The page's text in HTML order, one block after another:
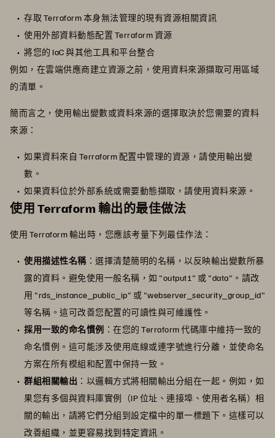
存取 Terraform 本身無法管理的現有資源相關資訊
使用外部資料動態配置 Terraform 資源
將您的 IaC 與其他工具和平台整合
例如，在雲端供應商建立資源之前，使用資料來源擷取可用區域
的清單。
簡而言之，使用輸出變數或資料來源的選擇取決於您需要的資料
來源：
如果資料來自 Terraform 配置中管理的資源，請使用輸出變
數。
如果資料位於外部系統或需要動態擷取，請使用資料來源。
使用 Terraform 輸出的最佳做法
使用 Terraform 輸出時，您應該考量下列最佳作法：
使用描述性名稱：選擇清楚簡明的名稱，以反映輸出變數所暴
露的資料。避免使用一般名稱，如 "output1" 或 "data"。請改
用 "rds_instance_public_ip" 或 "webserver_security_group_id"
等名稱。這可改善您配置的可讀性與可維護性。
採用一致的命名慣例 ：在您的 Terraform 代碼庫中維持一致的
命名慣例。這可能涉及使用底線或連字號進行分離，並使命名
方案在所有模組和配置中保持一致。
群組相關輸出 ：以邏輯方式將相關輸出分組在一起。例如，如
果您有多個與資料庫實例（IP 位址、連接埠、使用者名稱）相
關的輸出，請將它們分組到設定檔中的單一標題下。這樣可以
改善組織，並更容易找到特定資訊。